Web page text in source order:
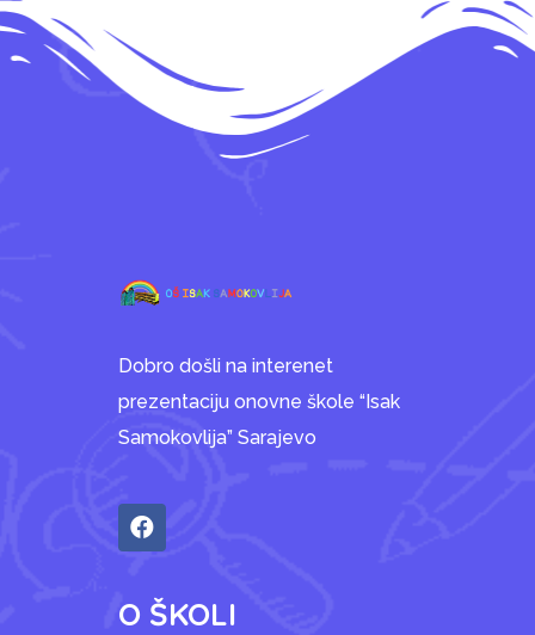
Dobro došli na interenet
prezentaciju onovne škole “Isak
Samokovlija” Sarajevo
O ŠKOLI